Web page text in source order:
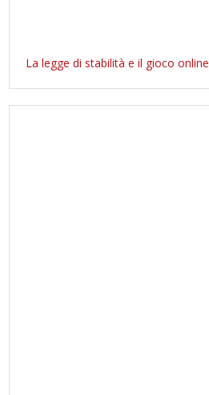
La legge di stabilità e il gioco online